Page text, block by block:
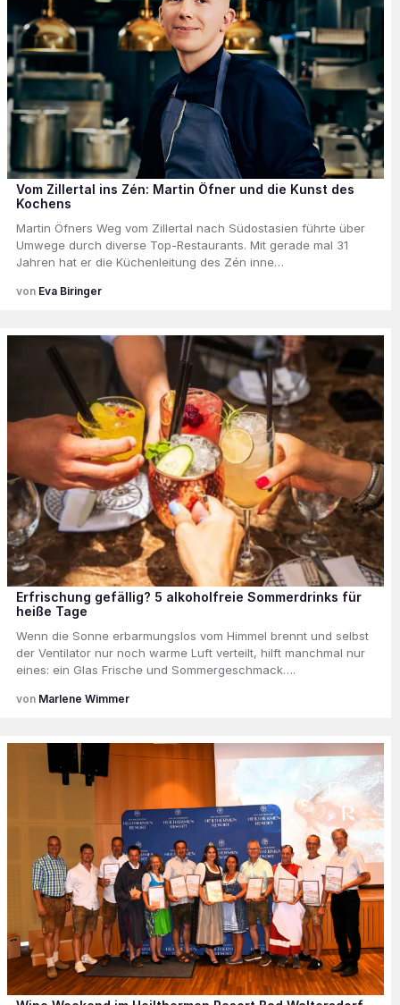
Vom Zillertal ins Zén: Martin Öfner und die Kunst des
Kochens
Martin Öfners Weg vom Zillertal nach Südostasien führte über
Umwege durch diverse Top-Restaurants. Mit gerade mal 31
Jahren hat er die Küchenleitung des Zén inne…
Eva Biringer
Erfrischung gefällig? 5 alkoholfreie Sommerdrinks für
heiße Tage
Wenn die Sonne erbarmungslos vom Himmel brennt und selbst
der Ventilator nur noch warme Luft verteilt, hilft manchmal nur
eines: ein Glas Frische und Sommergeschmack….
Marlene Wimmer